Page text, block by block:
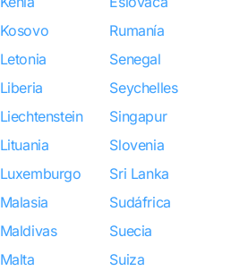
Kosovo
Letonia
Liberia
Liechtenstein
Lituania
Luxemburgo
Malasia
Maldivas
Malta
Rumanía
Senegal
Seychelles
Singapur
Slovenia
Sri Lanka
Sudáfrica
Suecia
Suiza